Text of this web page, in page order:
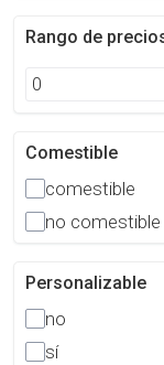
Rango de
Comestible
comestible
no comestible
Personalizable
no
sí